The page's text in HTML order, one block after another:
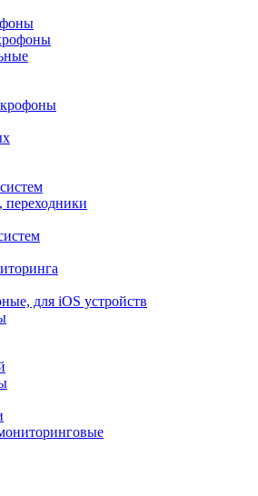
переходники
для iOS устройств